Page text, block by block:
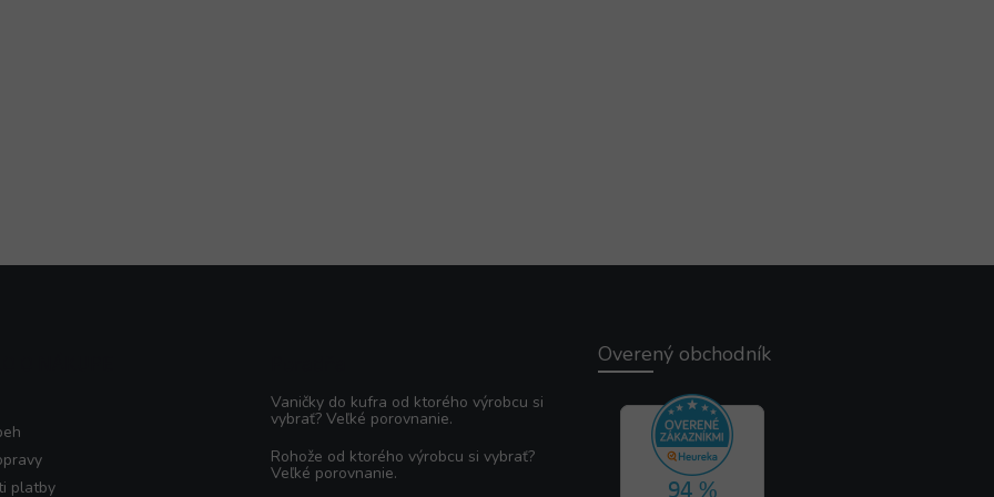
platby
Vaničky do kufra od ktorého výrobcu si
vybrať? Veľké porovnanie.
Rohože od ktorého výrobcu si vybrať?
Veľké porovnanie.
Overený obchodník